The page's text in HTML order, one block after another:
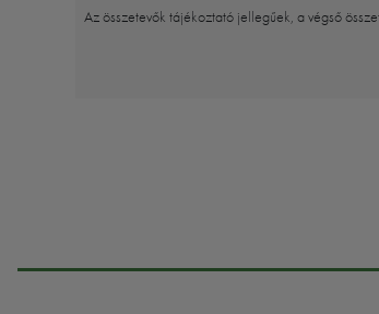
Az összetevők tájékoztató jellegűek, a végső